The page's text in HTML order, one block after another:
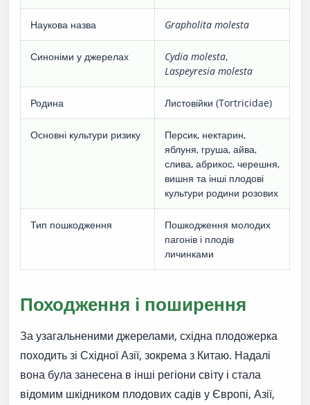
Наукова назва Grapholita molesta
Синоніми у джерелах Cydia molesta,
Laspeyresia molesta
Родина Листовійки (Tortricidae)
Основні культури ризику
Персик, нектарин,
яблуня, груша, айва,
слива, абрикос, черешня,
вишня та інші плодові
культури родини розових
Тип пошкодження
Пошкодження молодих
пагонів і плодів
личинками
Походження і поширення
За узагальненими джерелами, східна плодожерка
походить зі Східної Азії, зокрема з Китаю. Надалі
вона була занесена в інші регіони світу і стала
відомим шкідником плодових садів у Європі, Азії,